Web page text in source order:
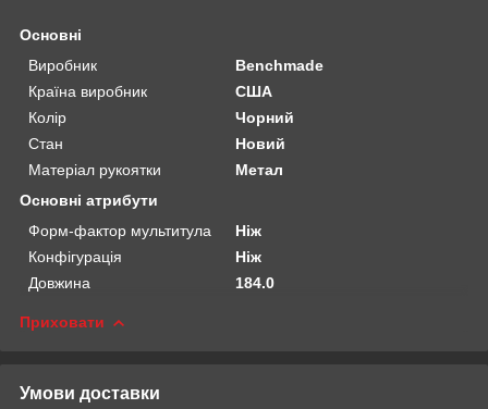
Основні
Виробник
Benchmade
Країна виробник
США
Колір
Чорний
Стан
Новий
Матеріал рукоятки
Метал
Основні атрибути
Форм-фактор мультитула
Ніж
Конфігурація
Ніж
Довжина
184.0
Приховати
Умови доставки